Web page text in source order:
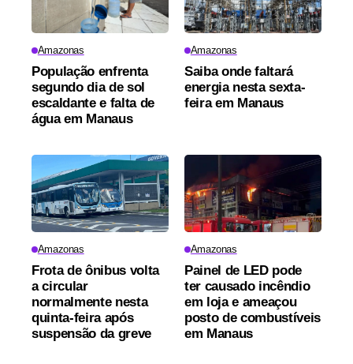
Amazonas
População enfrenta
segundo dia de sol
escaldante e falta de
água em Manaus
Amazonas
Saiba onde faltará
energia nesta sexta-
feira em Manaus
Amazonas
Frota de ônibus volta
a circular
normalmente nesta
quinta-feira após
suspensão da greve
Amazonas
Painel de LED pode
ter causado incêndio
em loja e ameaçou
posto de combustíveis
em Manaus